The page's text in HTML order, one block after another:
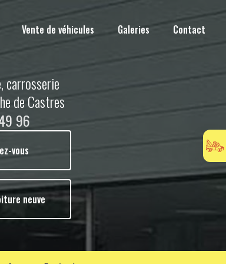
Vente de véhicules Galeries Contact
carrosserie
de Castres
96
vous
neuve